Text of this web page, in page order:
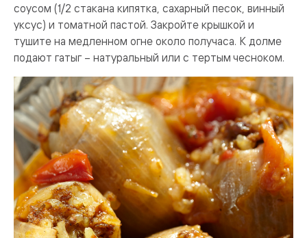
соусом (1/2 стакана кипятка, сахарный песок, винный
уксус) и томатной пастой. Закройте крышкой и
тушите на медленном огне около получаса. К долме
подают гатыг – натуральный или с тертым чесноком.